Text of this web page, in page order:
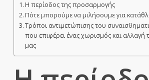
Η περίοδος της προσαρμογής
Πότε μπορούμε να μιλήσουμε για
Τρόποι αντιμετώπισης του
που επιφέρει ένας χωρισμός και αλλαγή
μας